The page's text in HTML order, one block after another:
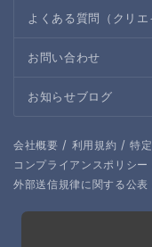
よくある質問（クリエ
お問い合わせ
お知らせブログ
会社概要 / 利用規約 / 特
コンプライアンスポリシー
外部送信規律に関する公表